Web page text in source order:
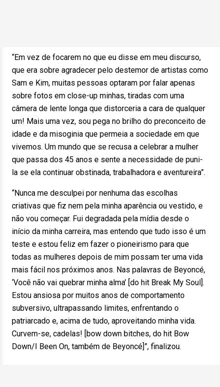
“Em vez de focarem no que eu disse em meu discurso,
que era sobre agradecer pelo destemor de artistas como
Sam e Kim, muitas pessoas optaram por falar apenas
sobre fotos em close-up minhas, tiradas com uma
câmera de lente longa que distorceria a cara de qualquer
um! Mais uma vez, sou pega no brilho do preconceito de
idade e da misoginia que permeia a sociedade em que
vivemos. Um mundo que se recusa a celebrar a mulher
que passa dos 45 anos e sente a necessidade de puni-
la se ela continuar obstinada, trabalhadora e aventureira”.
“Nunca me desculpei por nenhuma das escolhas
criativas que fiz nem pela minha aparência ou vestido, e
não vou começar. Fui degradada pela mídia desde o
início da minha carreira, mas entendo que tudo isso é um
teste e estou feliz em fazer o pioneirismo para que
todas as mulheres depois de mim possam ter uma vida
mais fácil nos próximos anos. Nas palavras de Beyoncé,
‘Você não vai quebrar minha alma’ [do hit Break My Soul].
Estou ansiosa por muitos anos de comportamento
subversivo, ultrapassando limites, enfrentando o
patriarcado e, acima de tudo, aproveitando minha vida.
Curvem-se, cadelas! [bow down bitches, do hit Bow
Down/I Been On, também de Beyoncé]”, finalizou.